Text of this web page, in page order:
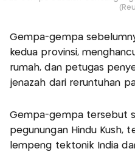
Gempa-gempa
kedua provinsi,
rumah, dan petugas
jenazah dari reruntuhan
Gempa-gempa tersebut
pegunungan Hindu Kush,
lempeng tektonik India